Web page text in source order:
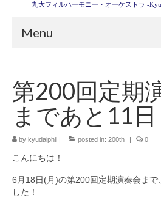
九大フィルハーモニー・オーケストラ -
Menu
演奏会情報
卒業記念演奏会2027
九大フィルとは
ご寄付のお願い
第200回定期
まであと11日
by kyudaiphil posted in: 200th 0
こんにちは！
6月18日(月)の第200回定期演奏会まで
した！